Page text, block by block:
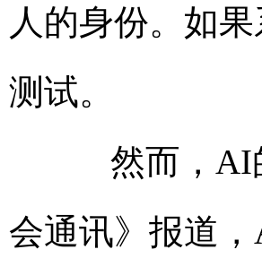
人的身份。如
测试。
然而，AI的
会通讯》报道